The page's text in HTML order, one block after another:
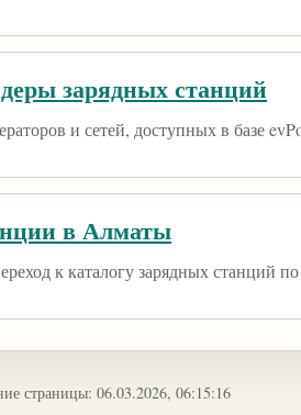
зарядных станций
и сетей, доступных в базе
в Алматы
к каталогу зарядных станций
страницы: 06.03.2026, 06:15:16